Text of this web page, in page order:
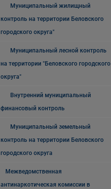
Муниципальный жилищный
контроль на территории Беловского
городского округа"
Муниципальный лесной контроль
на территории "Беловского городского
округа"
Внутренний муниципальный
финансовый контроль
Муниципальный земельный
контроль на территории Беловского
городского округа
Межведомственная
антинаркотическая комиссии в